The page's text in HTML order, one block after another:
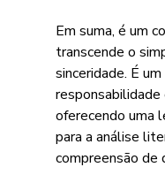
Em suma, é um
transcende o
sinceridade. É
oferecendo uma
para a análise
compreensão de